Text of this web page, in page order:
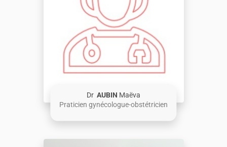
DrAUBIN Maëva
Praticien gynécologue-obstétricien